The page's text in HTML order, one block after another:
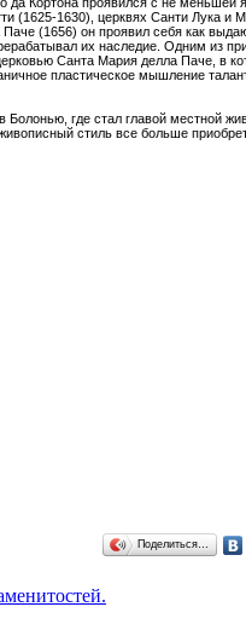
да Кортона проявился с не меньшей
(1625-1630), церквях Санти Лука и
(1656) он проявил себя как
их наследие. Одним из
Санта Мария делла Паче, в
пластическое мышление
Болонью, где стал главой местной
стиль все больше
Поделиться…